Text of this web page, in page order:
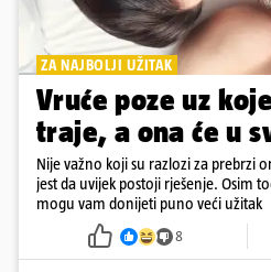
ZA NAJBOLJI UŽITAK
Vruće poze uz
traje, a ona će u
Nije važno koji su razlozi za prebrzi
jest da uvijek postoji rješenje. Osim
mogu vam donijeti puno veći užitak
8